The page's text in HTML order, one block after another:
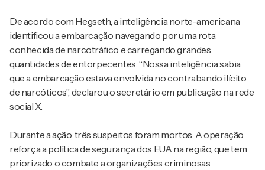
De acordo com Hegseth, a inteligência norte-americana
identificou a embarcação navegando por uma rota
conhecida de narcotráfico e carregando grandes
quantidades de entorpecentes. “Nossa inteligência sabia
que a embarcação estava envolvida no contrabando ilícito
de narcóticos”, declarou o secretário em publicação na rede
social X.
Durante a ação, três suspeitos foram mortos. A operação
reforça a política de segurança dos EUA na região, que tem
priorizado o combate a organizações criminosas